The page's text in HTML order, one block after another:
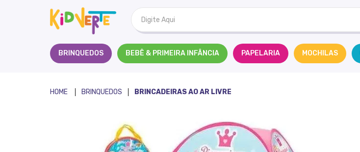
Kidverte
BRINQUEDOS BEBÊ & PRIMEIRA INFÂNCIA PAPELARIA MOCHILAS
BRINQUEDOS BRINCADEIRAS AO AR LIVRE